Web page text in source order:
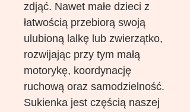
zdjąć. Nawet małe dzieci z
łatwością przebiorą swoją
ulubioną lalkę lub zwierzątko,
rozwijając przy tym małą
motorykę, koordynację
ruchową oraz samodzielność.
Sukienka jest częścią naszej